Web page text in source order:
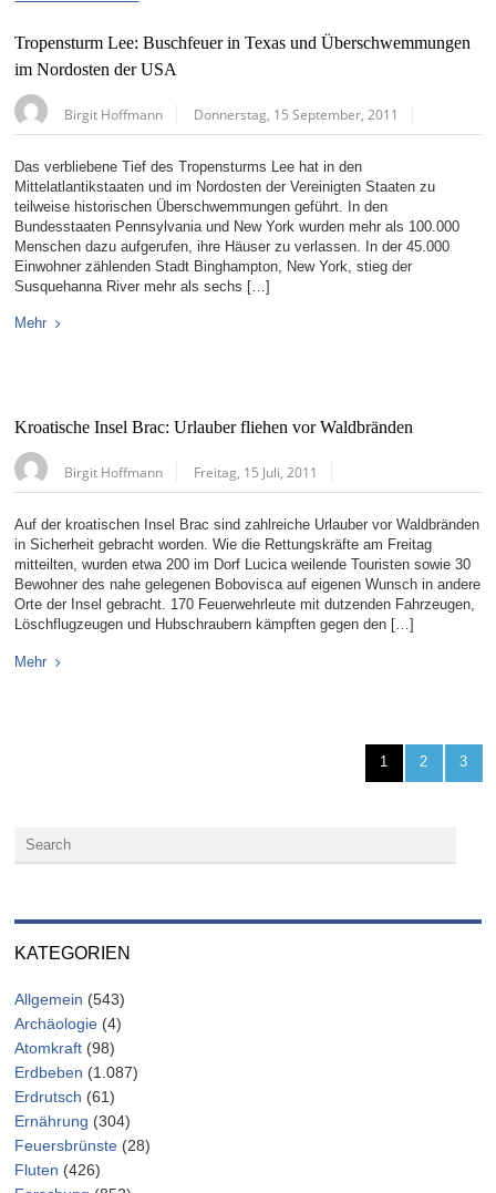
Tropensturm Lee: Buschfeuer in Texas und Überschwemmungen
im Nordosten der USA
Birgit Hoffmann Donnerstag, 15 September, 2011
Das verbliebene Tief des Tropensturms Lee hat in den
Mittelatlantikstaaten und im Nordosten der Vereinigten Staaten zu
teilweise historischen Überschwemmungen geführt. In den
Bundesstaaten Pennsylvania und New York wurden mehr als 100.000
Menschen dazu aufgerufen, ihre Häuser zu verlassen. In der 45.000
Einwohner zählenden Stadt Binghampton, New York, stieg der
Susquehanna River mehr als sechs […]
Mehr
Kroatische Insel Brac: Urlauber fliehen vor Waldbränden
Birgit Hoffmann Freitag, 15 Juli, 2011
Auf der kroatischen Insel Brac sind zahlreiche Urlauber vor Waldbränden
in Sicherheit gebracht worden. Wie die Rettungskräfte am Freitag
mitteilten, wurden etwa 200 im Dorf Lucica weilende Touristen sowie 30
Bewohner des nahe gelegenen Bobovisca auf eigenen Wunsch in andere
Orte der Insel gebracht. 170 Feuerwehrleute mit dutzenden Fahrzeugen,
Löschflugzeugen und Hubschraubern kämpften gegen den […]
Mehr
1 2 3
KATEGORIEN
Allgemein (543)
Archäologie (4)
Atomkraft (98)
Erdbeben (1.087)
Erdrutsch (61)
Ernährung (304)
Feuersbrünste (28)
Fluten (426)